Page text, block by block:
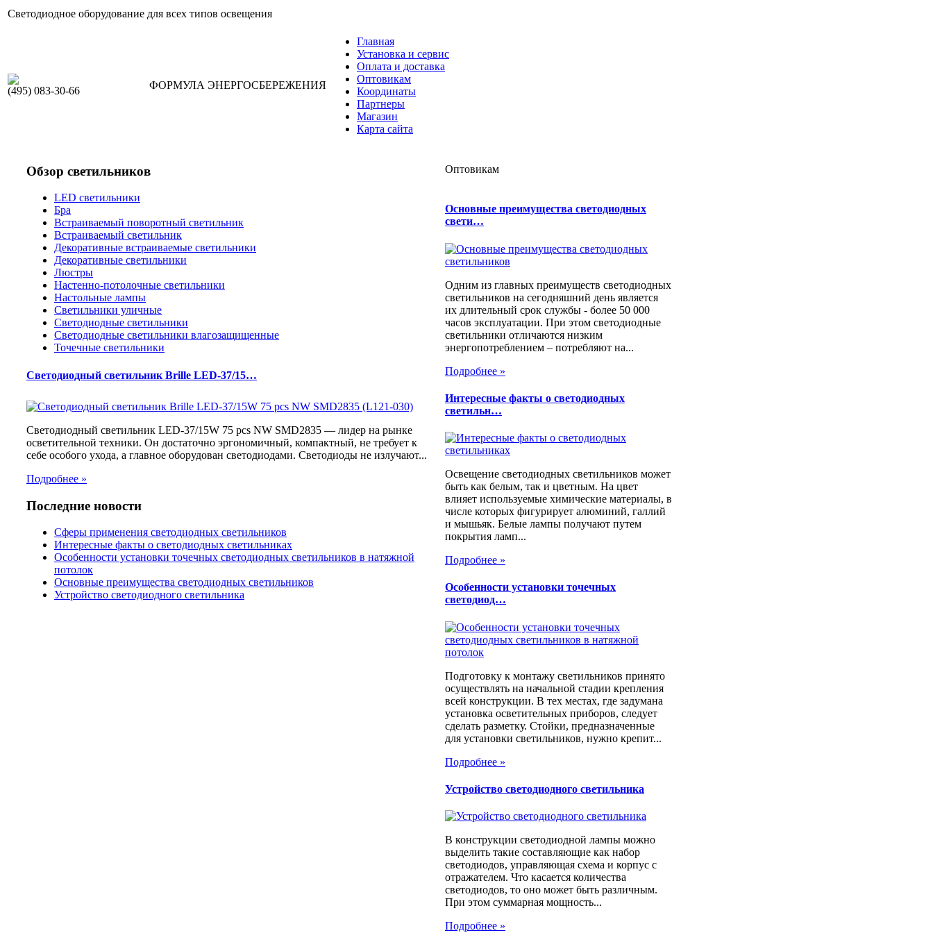
Светодиодное оборудование для всех типов освещения
(495) 083-30-66 ФОРМУЛА ЭНЕРГОСБЕРЕЖЕНИЯ
Главная
Установка и сервис
Оплата и доставка
Оптовикам
Координаты
Партнеры
Магазин
Карта сайта
Обзор светильников
LED светильники
Бра
Встраиваемый поворотный светильник
Встраиваемый светильник
Декоративные встраиваемые светильники
Декоративные светильники
Люстры
Настенно-потолочные светильники
Настольные лампы
Светильники уличные
Светодиодные светильники
Светодиодные светильники влагозащищенные
Точечные светильники
Светодиодный светильник Brille LED-37/15…
Светодиодный светильник LED-37/15W 75 pcs NW SMD2835 — лидер на рынке
осветительной техники. Он достаточно эргономичный, компактный, не требует к
себе особого ухода, а главное оборудован светодиодами. Светодиоды не излучают...
Подробнее »
Последние новости
Сферы применения светодиодных светильников
Интересные факты о светодиодных светильниках
Особенности установки точечных светодиодных светильников в натяжной
потолок
Основные преимущества светодиодных светильников
Устройство светодиодного светильника
Оптовикам
Основные преимущества светодиодных
свети…
Одним из главных преимуществ светодиодных
светильников на сегодняшний день является
их длительный срок службы - более 50 000
часов эксплуатации. При этом светодиодные
светильники отличаются низким
энергопотреблением – потребляют на...
Подробнее »
Интересные факты о светодиодных
светильн…
Освещение светодиодных светильников может
быть как белым, так и цветным. На цвет
влияет используемые химические материалы, в
числе которых фигурирует алюминий, галлий
и мышьяк. Белые лампы получают путем
покрытия ламп...
Подробнее »
Особенности установки точечных
светодиод…
Подготовку к монтажу светильников принято
осуществлять на начальной стадии крепления
всей конструкции. В тех местах, где задумана
установка осветительных приборов, следует
сделать разметку. Стойки, предназначенные
для установки светильников, нужно крепит...
Подробнее »
Устройство светодиодного светильника
В конструкции светодиодной лампы можно
выделить такие составляющие как набор
светодиодов, управляющая схема и корпус с
отражателем. Что касается количества
светодиодов, то оно может быть различным.
При этом суммарная мощность...
Подробнее »